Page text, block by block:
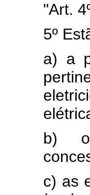
"Art.
5º
a) a
b) o
c) as